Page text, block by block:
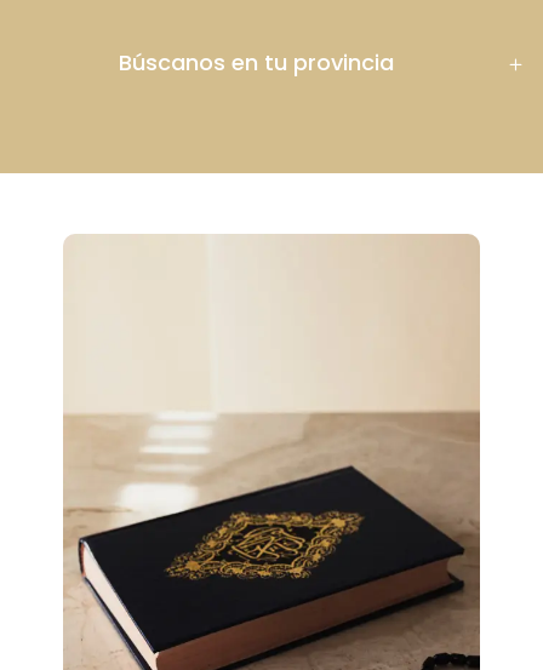
Búscanos en tu provincia